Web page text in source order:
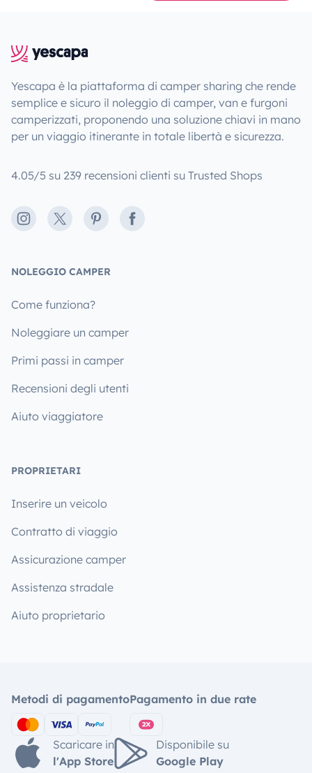
Yescapa è la piattaforma di camper sharing che rende
semplice e sicuro il noleggio di camper, van e furgoni
camperizzati, proponendo una soluzione chiavi in mano
per un viaggio itinerante in totale libertà e sicurezza.
4.05/5 su 239 recensioni clienti su Trusted Shops
Instagram
X PinterestFacebook
NOLEGGIO CAMPER
Come funziona?
Noleggiare un camper
Primi passi in camper
Recensioni degli utenti
Aiuto viaggiatore
PROPRIETARI
Inserire un veicolo
Contratto di viaggio
Assicurazione camper
Assistenza stradale
Aiuto proprietario
Metodi di pagamentoPagamento in due rate
Scaricare in
l'App Store
Disponibile su
Google Play